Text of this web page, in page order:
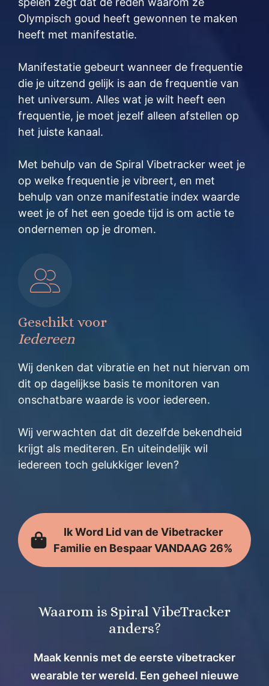
Olympisch goud heeft gewonnen te maken
heeft met manifestatie.
Manifestatie gebeurt wanneer de frequentie
die je uitzend gelijk is aan de frequentie van
het universum. Alles wat je wilt heeft een
frequentie, je moet jezelf alleen afstellen op
het juiste kanaal.
Met behulp van de Spiral Vibetracker weet je
op welke frequentie je vibreert, en met
behulp van onze manifestatie index waarde
weet je of het een goede tijd is om actie te
ondernemen op je dromen.
Geschikt voor
Iedereen
Wij denken dat vibratie en het nut hiervan om
dit op dagelijkse basis te monitoren van
onschatbare waarde is voor iedereen.
Wij verwachten dat dit dezelfde bekendheid
krijgt als mediteren. En uiteindelijk wil
iedereen toch gelukkiger leven?
Ik Word Lid van de Vibetracker
Familie en Bespaar VANDAAG 26%
Waarom is Spiral VibeTracker
anders?
Maak kennis met de eerste vibetracker
wearable ter wereld. Een geheel nieuwe